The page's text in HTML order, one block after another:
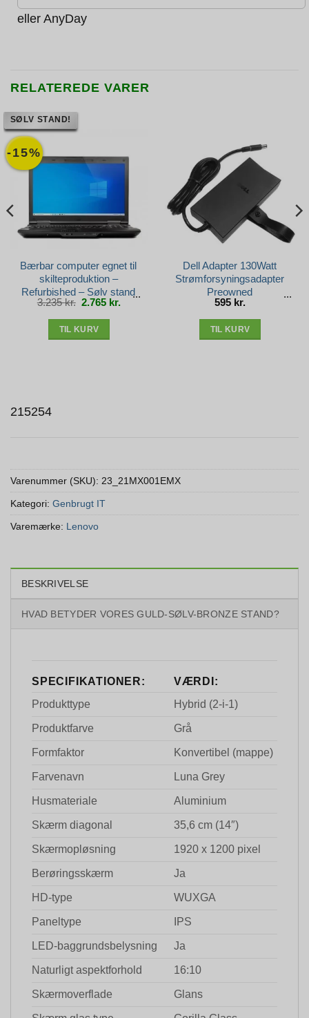
eller AnyDay
RELATEREDE VARER
-15%
SØLV STAND!
Bærbar computer egnet til
skilteproduktion –
Refurbished – Sølv stand
3.235kr. Den
oprindelige
pris
2.765 kr. Den
aktuelle
pris
TIL KURV
Dell Adapter 130Watt
Strømforsyningsadapter
Preowned
595 kr.
TIL KURV
215254
Varenummer (SKU): 23_21MX001EMX
Kategori: Genbrugt IT
Varemærke: Lenovo
BESKRIVELSE
HVAD BETYDER VORES GULD-SØLV-BRONZE STAND?
SPECIFIKATIONER:
VÆRDI:
Produkttype
Hybrid (2-i-1)
Produktfarve Grå
Formfaktor Konvertibel (mappe)
Farvenavn Luna Grey
Husmateriale Aluminium
Skærm diagonal 35,6 cm (14″)
Skærmopløsning 1920 x 1200 pixel
Berøringsskærm Ja
HD-type WUXGA
Paneltype IPS
LED-baggrundsbelysning Ja
Naturligt aspektforhold 16:10
Skærmoverflade Glans